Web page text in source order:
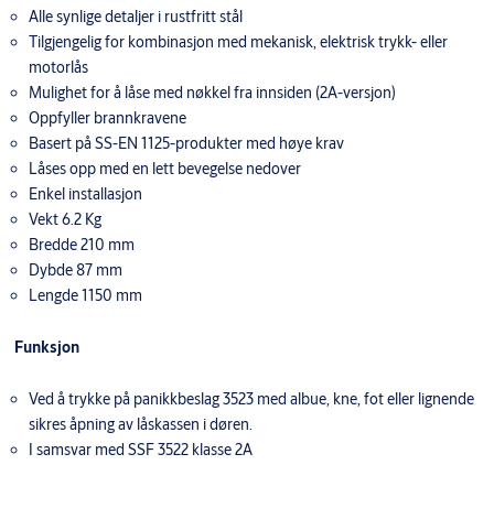
Alle synlige detaljer i rustfritt stål
Tilgjengelig for kombinasjon med mekanisk, elektrisk trykk- eller
motorlås
Mulighet for å låse med nøkkel fra innsiden (2A-versjon)
Oppfyller brannkravene
Basert på SS-EN 1125-produkter med høye krav
Låses opp med en lett bevegelse nedover
Enkel installasjon
Vekt 6.2 Kg
Bredde 210 mm
Dybde 87 mm
Lengde 1150 mm
Funksjon
Ved å trykke på panikkbeslag 3523 med albue, kne, fot eller lignende
sikres åpning av låskassen i døren.
I samsvar med SSF 3522 klasse 2A